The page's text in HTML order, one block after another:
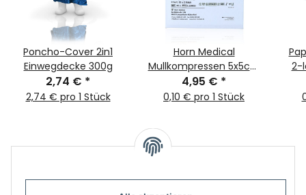
Poncho-Cover 2in1
Einwegdecke 300g
2,74 € *
2,74 € pro 1 Stück
Horn Medical
Mullkompressen 5x5cm
steril weiß 25x 2Stk
4,95 € *
0,10 € pro 1 Stück
2-